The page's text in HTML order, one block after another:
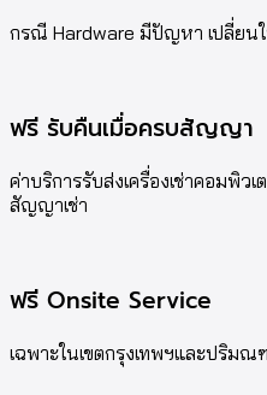
กรณี Hardware มีปัญหา เปลี่ยน
ฟรี รับคืนเมื่อครบสัญญา
ค่าบริการรับส่งเครื่องเช่าคอมพิว
สัญญาเช่า
ฟรี Onsite Service
เฉพาะในเขตกรุงเทพฯและปริมณ